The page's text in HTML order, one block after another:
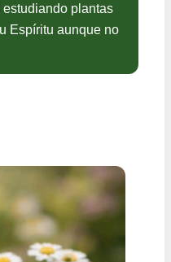
plantas
Espíritu aunque no